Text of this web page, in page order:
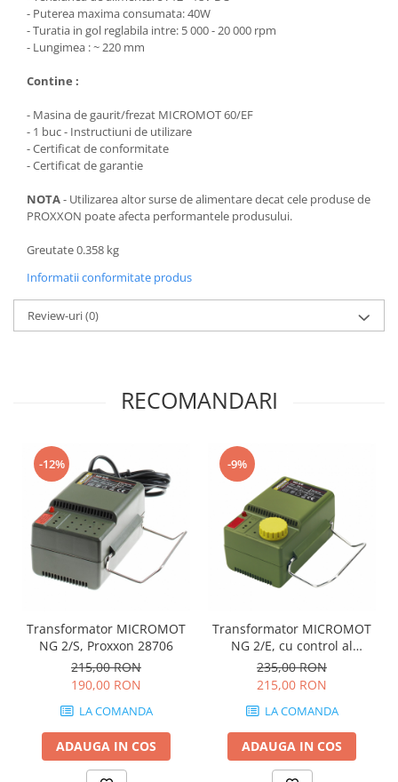
Iluminat si electrice
Masini de amestecat si vopsit
Masini de gaurit si insurubat
Masini de slefuit si rindeluit
Masini multifunctionale
Polizoare unghiulare
Scule electrice de banc
Suflante aer cald si aspiratoare
Semnalizare și delimitare
Îmbrăcăminte
Articole de ploaie
Combinezoane
Camasa
Combinezoane
Hanorace
Jachete
Pantaloni
Pantaloni scurţi
Salopetă cu pieptar
Tricouri
Industria Alimentară
Accesorii industria alimentară
Combinezon
- Puterea maxima consumata: 40W
- Turatia in gol reglabila intre: 5 000 - 20 000 rpm
- Lungimea : ~ 220 mm
Contine :
- Masina de gaurit/frezat MICROMOT 60/EF
- 1 buc - Instructiuni de utilizare
- Certificat de conformitate
- Certificat de garantie
NOTA- Utilizarea altor surse de alimentare decat cele produse de
PROXXON poate afecta performantele produsului.
Greutate 0.358 kg
Informatii conformitate produs
Review-uri(0)
RECOMANDARI
-12%
Transformator MICROMOT
NG 2/S, Proxxon 28706
215,00 RON
190,00 RON
LA COMANDA
ADAUGA IN COS
-9%
Transformator MICROMOT
NG 2/E, cu control al
turatiei, Proxxon 28707
235,00 RON
215,00 RON
LA COMANDA
ADAUGA IN COS